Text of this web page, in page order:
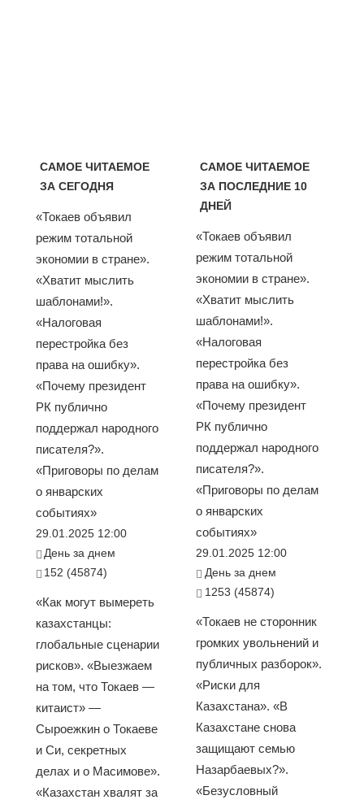
САМОЕ ЧИТАЕМОЕ
ЗА СЕГОДНЯ
«Токаев объявил
режим тотальной
экономии в стране».
«Хватит мыслить
шаблонами!».
«Налоговая
перестройка без
права на ошибку».
«Почему президент
РК публично
поддержал народного
писателя?».
«Приговоры по делам
о январских
событиях»
29.01.2025 12:00
День за днем
152 (45874)
«Как могут вымереть
казахстанцы:
глобальные сценарии
рисков». «Выезжаем
на том, что Токаев —
китаист» —
Сыроежкин о Токаеве
и Си, секретных
делах и о Масимове».
«Казахстан хвалят за
САМОЕ ЧИТАЕМОЕ
ЗА ПОСЛЕДНИЕ 10
ДНЕЙ
«Токаев объявил
режим тотальной
экономии в стране».
«Хватит мыслить
шаблонами!».
«Налоговая
перестройка без
права на ошибку».
«Почему президент
РК публично
поддержал народного
писателя?».
«Приговоры по делам
о январских
событиях»
29.01.2025 12:00
День за днем
1253 (45874)
«Токаев не сторонник
громких увольнений и
публичных разборок».
«Риски для
Казахстана». «В
Казахстане снова
защищают семью
Назарбаевых?».
«Безусловный